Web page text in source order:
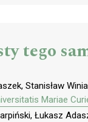
tego
Stanisław
Mariae
Łukasz